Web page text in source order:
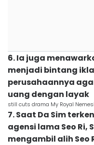
6. Ia juga
menjadi bintang
perusahaannya
uang dengan layak
still cuts drama My Royal
7. Saat Da Sim
agensi lama Seo Ri,
mengambil alih Seo